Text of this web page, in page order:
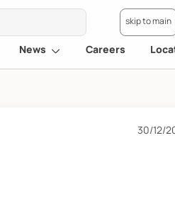
skip to main
News Careers
30/12/